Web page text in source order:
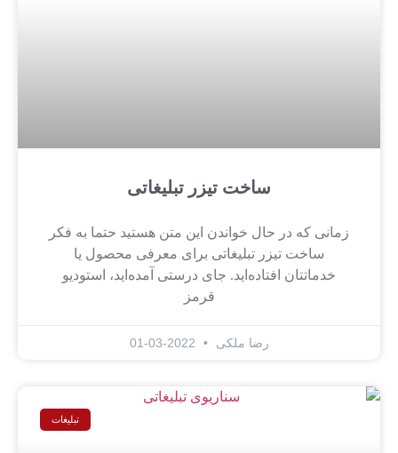
ساخت تیزر تبلیغاتی
زمانی که در حال خواندن این متن هستید حتما به فکر
ساخت تیزر تبلیغاتی برای معرفی محصول یا
خدماتتان افتاده‌اید. جای درستی آمده‌اید، استودیو
قرمز
رضا ملکی
تبلیغات